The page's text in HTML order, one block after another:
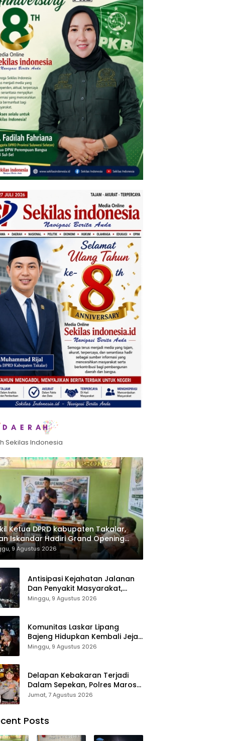
Sekilas Indonesia
Ketua DPRD kabupaten Takalar,
Iskandar Hadiri Grand Opening
sehat Pertama di Takalar,
Terapis Gratis untuk Pasien
dan umum.
9 Agustus 2026
Antisipasi Kejahatan Jalanan
Dan Penyakit Masyarakat,
Polres Maros Gelar Razia
Minggu, 9 Agustus 2026
Komunitas Laskar Lipang
Bajeng Hidupkan Kembali Jejak
Perjuangan Ranggong Daeng
Adalah Warisan yang Tak
Ternilai”.
Minggu, 9 Agustus 2026
Delapan Kebakaran Terjadi
Dalam Sepekan, Polres Maros
Keluarkan Imbauan kepada
Jumat, 7 Agustus 2026
Posts